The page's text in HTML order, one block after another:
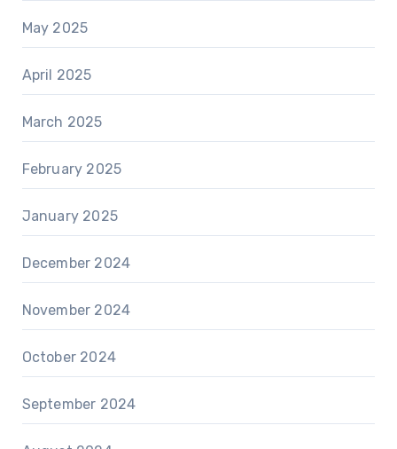
May 2025
April 2025
March 2025
February 2025
January 2025
December 2024
November 2024
October 2024
September 2024